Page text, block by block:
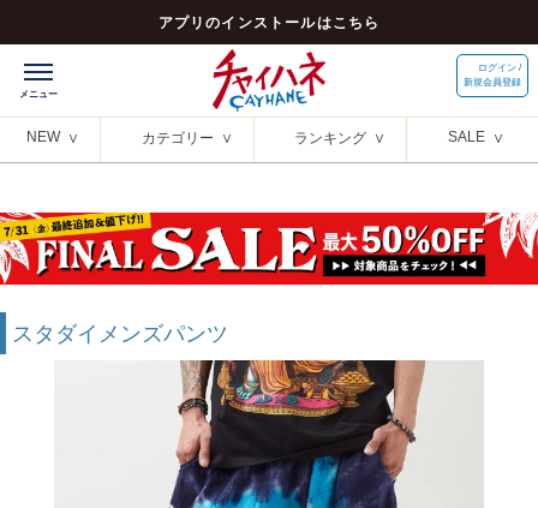
アプリのインストールはこちら
ログイン /
新規会員登録
NEW カテゴリー ランキング SALE
スタダイメンズパンツ